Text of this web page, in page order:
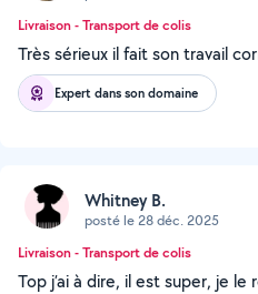
Livraison - Transport de colis
Très sérieux il fait son travail
Expert dans son domaine
Whitney B.
posté le 28 déc. 2025
Livraison - Transport de colis
Top j’ai à dire, il est super, je le